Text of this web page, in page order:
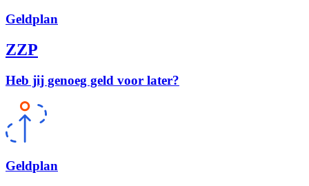
Geldplan
ZZP
Heb jij genoeg geld voor later?
Geldplan